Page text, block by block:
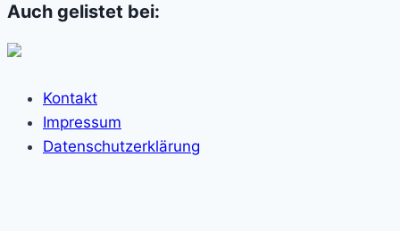
Auch gelistet bei:
Kontakt
Impressum
Datenschutzerklärung